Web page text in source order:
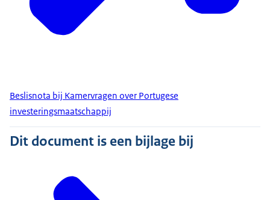
Beslisnota bij Kamervragen over Portugese
investeringsmaatschappij
Dit document is een bijlage bij